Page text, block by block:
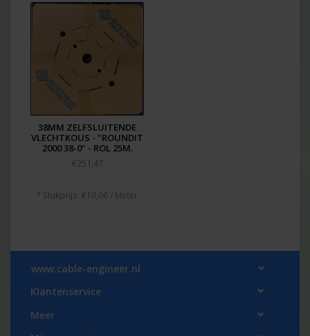
38MM ZELFSLUITENDE
VLECHTKOUS - "ROUNDIT
2000 38-0" - ROL 25M.
€251,47
* Stukprijs: €10,06 / Meter
www.cable-engineer.nl
Klantenservice
Meer